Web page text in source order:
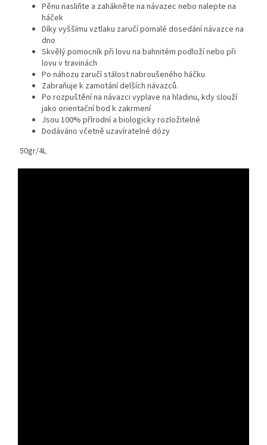
Pěnu nasliňte a zahákněte na návazec nebo nalepte na
háček
Díky vyššímu vztlaku zaručí pomalé dosedání návazce na
dno
Skvělý pomocník při lovu na bahnitém podloží nebo při
lovu v travinách
Po náhozu zaručí stálost nabroušeného háčku
Zabraňuje k zamotání delších návazců.
Po rozpuštění na návazci vyplave na hladinu, kdy slouží
jako orientační bod k zakrmení
Jsou 100% přírodní a biologicky rozložitelné
Dodáváno včetně uzavíratelné dózy
50gr/4L